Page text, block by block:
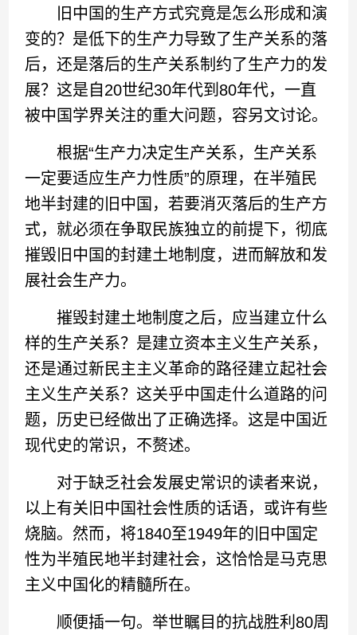
旧中国的生产方式究竟是怎么形成和演
变的？是低下的生产力导致了生产关系的落
后，还是落后的生产关系制约了生产力的发
展？这是自20世纪30年代到80年代，一直
被中国学界关注的重大问题，容另文讨论。
根据“生产力决定生产关系，生产关系
一定要适应生产力性质”的原理，在半殖民
地半封建的旧中国，若要消灭落后的生产方
式，就必须在争取民族独立的前提下，彻底
摧毁旧中国的封建土地制度，进而解放和发
展社会生产力。
摧毁封建土地制度之后，应当建立什么
样的生产关系？是建立资本主义生产关系，
还是通过新民主主义革命的路径建立起社会
主义生产关系？这关乎中国走什么道路的问
题，历史已经做出了正确选择。这是中国近
现代史的常识，不赘述。
对于缺乏社会发展史常识的读者来说，
以上有关旧中国社会性质的话语，或许有些
烧脑。然而，将1840至1949年的旧中国定
性为半殖民地半封建社会，这恰恰是马克思
主义中国化的精髓所在。
顺便插一句。举世瞩目的抗战胜利80周